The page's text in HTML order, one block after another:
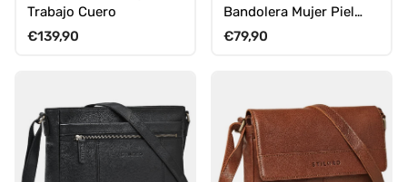
Trabajo Cuero
Precio normal
€139,90
Bandolera Mujer Piel
Auténtica con Correa
Precio normal
€79,90